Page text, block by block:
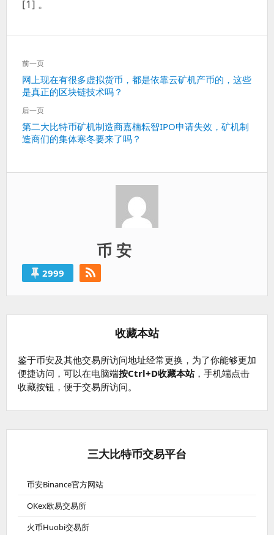
[1] 。
文
章
导
航
前一页
上
一
篇：
网上现在有很多虚拟货币，都是依靠云矿机产币的，这些
是真正的区块链技术吗？
后一页
下
一
第二大比特币矿机制造商嘉楠耘智IPO申请失效，矿机制
造商们的集体寒冬要来了吗？
币 安
2999
收藏本站
鉴于币安及其他交易所访问地址经常更换，为了你能够更加
便捷访问，可以在电脑端按Ctrl+D收藏本站，手机端点击
收藏按钮，便于交易所访问。
三大比特币交易平台
币安Binance官方网站
OKex欧易交易所
火币Huobi交易所